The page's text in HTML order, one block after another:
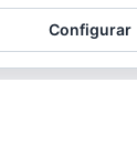
Configurar